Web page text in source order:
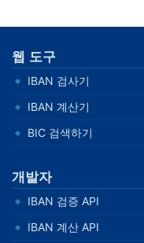
웹 도구
IBAN 검사기
IBAN 계산기
BIC 검색하기
개발자
IBAN 검증 API
IBAN 계산 API